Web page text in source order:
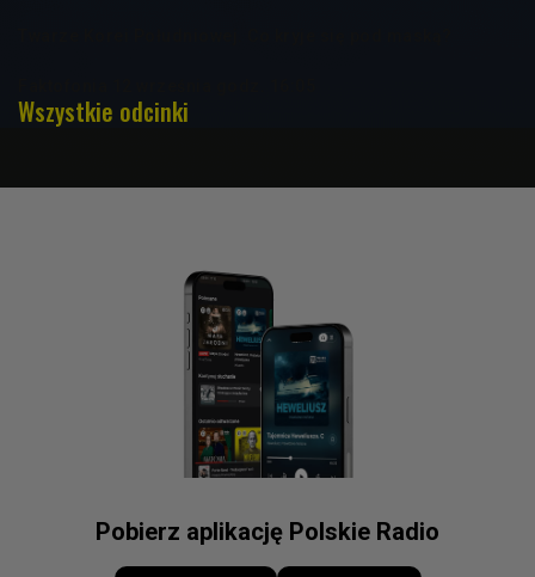
Wszystkie odcinki
Pobierz aplikację Polskie Radio